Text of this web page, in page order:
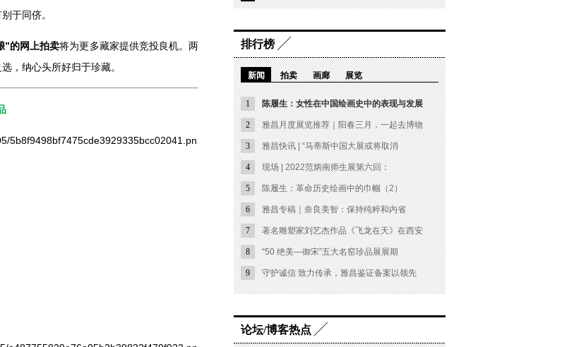
于同侪。
”的网上拍卖将为更多藏家提供竞投良机。两
，纳心头所好归于珍藏。
排行榜
新闻 拍卖 画廊 展览
1 陈履生：女性在中国绘画史中的表现与发展
2 雅昌月度展览推荐｜阳春三月，一起去博物
3 雅昌快讯 | “马蒂斯中国大展或将取消
4 现场 | 2022范炳南师生展第六回：
5 陈履生：革命历史绘画中的巾帼（2）
6 雅昌专稿｜奈良美智：保持纯粹和内省
7 著名雕塑家刘艺杰作品《飞龙在天》在西安
8 “50 绝美—御宋”五大名窑珍品展展期
9 守护诚信 致力传承，雅昌鉴证备案以领先
论坛/博客热点